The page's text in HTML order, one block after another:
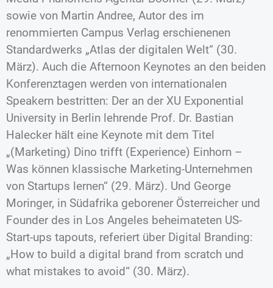
sowie von Martin Andree, Autor des im
renommierten Campus Verlag erschienenen
Standardwerks „Atlas der digitalen Welt“ (30.
März). Auch die Afternoon Keynotes an den beiden
Konferenztagen werden von internationalen
Speakern bestritten: Der an der XU Exponential
University in Berlin lehrende Prof. Dr. Bastian
Halecker hält eine Keynote mit dem Titel
„(Marketing) Dino trifft (Experience) Einhorn –
Was können klassische Marketing-Unternehmen
von Startups lernen“ (29. März). Und George
Moringer, in Südafrika geborener Österreicher und
Founder des in Los Angeles beheimateten US-
Start-ups tapouts, referiert über Digital Branding:
„How to build a digital brand from scratch und
what mistakes to avoid“ (30. März).